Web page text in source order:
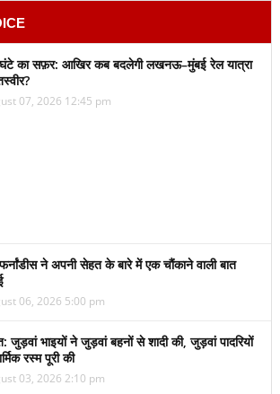
का सफ़र: आखिर कब बदलेगी लखनऊ–मुंबई रेल यात्रा
07, 2026 12:45 pm
ने अपनी सेहत के बारे में एक चौंकाने वाली बात
06, 2026 5:00 pm
जुड़वां भाइयों ने जुड़वां बहनों से शादी की, जुड़वां पादरियों
रस्म पूरी की
03, 2026 2:10 pm